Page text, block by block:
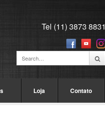
Tel (11) 3873 8831
Loja Contato